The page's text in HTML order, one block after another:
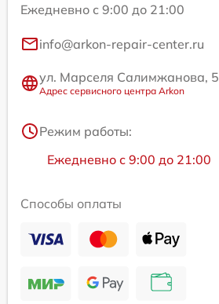
Ежедневно с 9:00 до 21:00
info@arkon-repair-center.ru
ул. Марселя Салимжанова, 5
Адрес сервисного центра Arkon
Режим работы:
Ежедневно с 9:00 до 21:00
Способы оплаты